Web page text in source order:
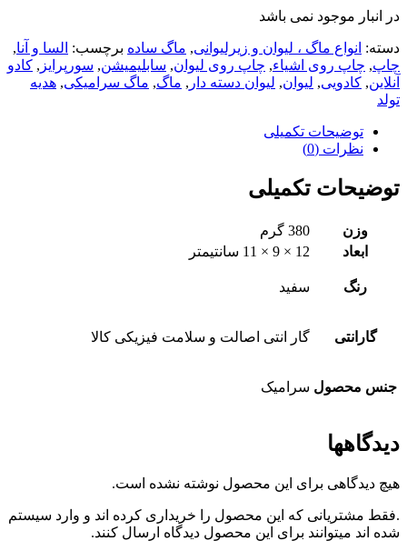
در انبار موجود نمی باشد
دسته: انواع ماگ ، لیوان و زیرلیوانی, ماگ ساده برچسب: السا و آنا,
چاپ, چاپ روی اشیاء, چاپ روی لیوان, سابلیمیشن, سورپرایز , کادو
آنلاین, کادویی, لیوان, لیوان دسته دار , ماگ, ماگ سرامیکی, هدیه
تولد
توضیحات تکمیلی
نظرات (0)
توضیحات تکمیلی
وزن
380 گرم
ابعاد
12 × 9 × 11 سانتیمتر
رنگ سفید
گارانتی گار انتی اصالت و سلامت فیزیکی کالا
جنس محصول سرامیک
دیدگاهها
هیچ دیدگاهی برای این محصول نوشته نشده است.
.فقط مشتریانی که این محصول را خریداری کرده اند و وارد سیستم
شده اند میتوانند برای این محصول دیدگاه ارسال کنند.